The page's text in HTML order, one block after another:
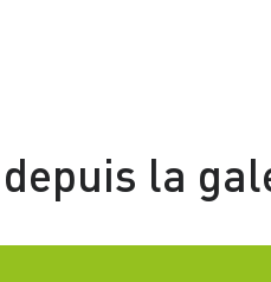
la